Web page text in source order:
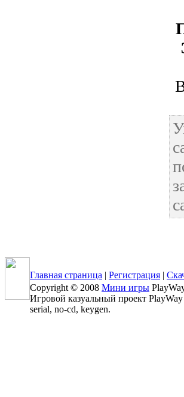
Главная страница | Регистрация |
Copyright © 2008 Мини игры
Игровой казуальный проект
serial, no-cd, keygen.